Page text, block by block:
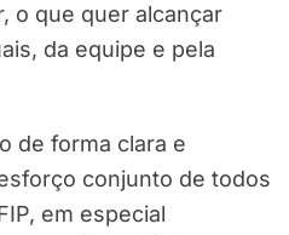
o que quer alcançar
da equipe e pela
de forma clara e
conjunto de todos
em especial